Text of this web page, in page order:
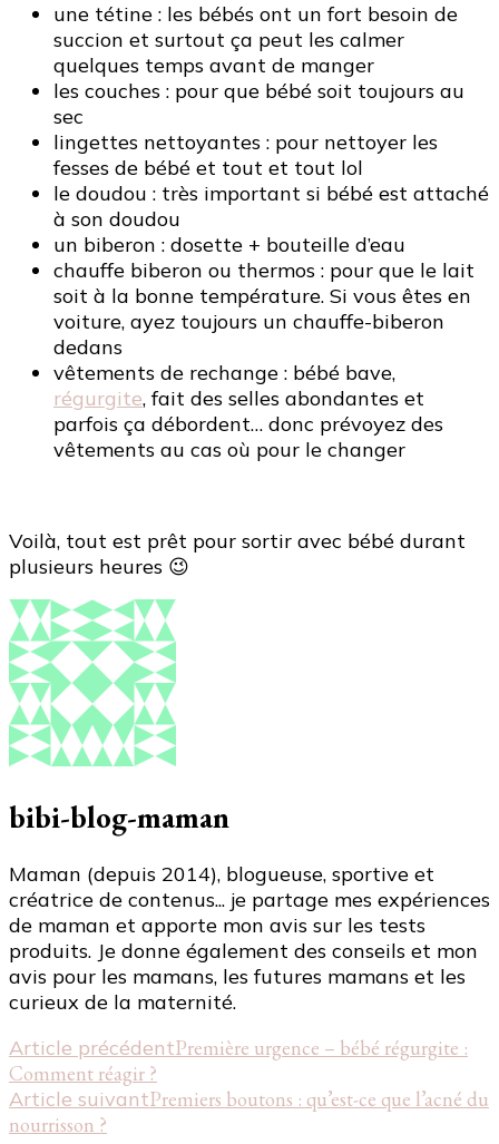
une tétine : les bébés ont un fort besoin de
succion et surtout ça peut les calmer
quelques temps avant de manger
les couches : pour que bébé soit toujours au
sec
lingettes nettoyantes : pour nettoyer les
fesses de bébé et tout et tout lol
le doudou : très important si bébé est attaché
à son doudou
un biberon : dosette + bouteille d’eau
chauffe biberon ou thermos : pour que le lait
soit à la bonne température. Si vous êtes en
voiture, ayez toujours un chauffe-biberon
dedans
vêtements de rechange : bébé bave,
régurgite, fait des selles abondantes et
parfois ça débordent… donc prévoyez des
vêtements au cas où pour le changer
Voilà, tout est prêt pour sortir avec bébé durant
plusieurs heures 😉
bibi-blog-maman
Maman (depuis 2014), blogueuse, sportive et
créatrice de contenus... je partage mes expériences
de maman et apporte mon avis sur les tests
produits. Je donne également des conseils et mon
avis pour les mamans, les futures mamans et les
curieux de la maternité.
Navigation
d'article
Article précédentPremière urgence – bébé régurgite :
Comment réagir ?
Article suivantPremiers boutons : qu’est-ce que l’acné du
nourrisson ?